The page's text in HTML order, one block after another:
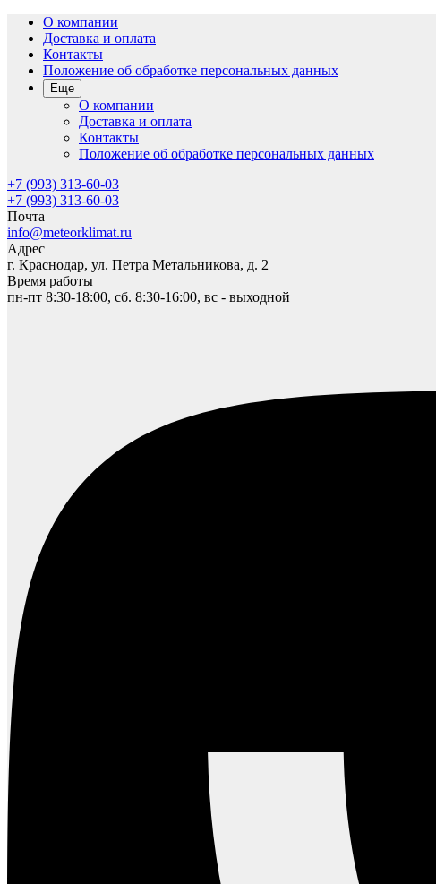
О компании
Доставка и оплата
Контакты
Положение об обработке персональных данных
Еще
О компании
Доставка и оплата
Контакты
Положение об обработке персональных данных
+7 (993) 313-60-03
+7 (993) 313-60-03
Почта
info@meteorklimat.ru
Адрес
г. Краснодар, ул. Петра Метальникова, д. 2
Время работы
пн-пт 8:30-18:00, сб. 8:30-16:00, вс - выходной